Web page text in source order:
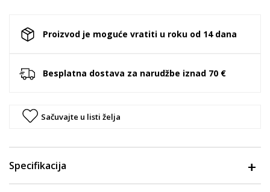
Proizvod je moguće vratiti u roku od 14 dana
Besplatna dostava za narudžbe iznad 70 €
Sačuvajte u listi želja
Specifikacija